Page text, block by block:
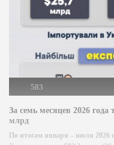
583
За семь месяцев 2026
млрд
По итогам января – июля 2026